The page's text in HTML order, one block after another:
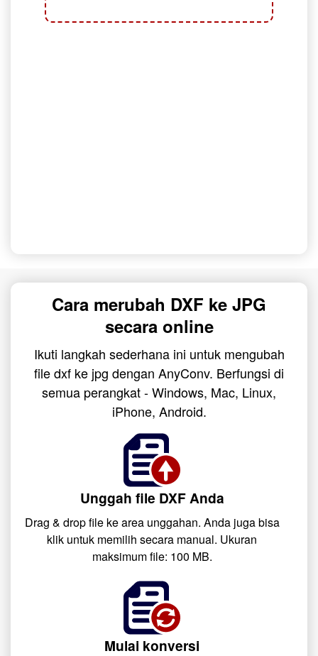
Cara merubah DXF ke JPG
secara online
Ikuti langkah sederhana ini untuk mengubah
file dxf ke jpg dengan AnyConv. Berfungsi di
semua perangkat - Windows, Mac, Linux,
iPhone, Android.
Unggah file DXF Anda
Drag & drop file ke area unggahan. Anda juga bisa
klik untuk memilih secara manual. Ukuran
maksimum file: 100 MB.
Mulai konversi